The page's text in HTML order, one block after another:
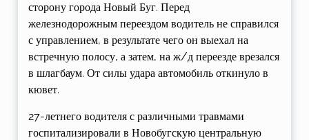
сторону города Новый Буг. Перед
железнодорожным переездом водитель не справился
с управлением, в результате чего он выехал на
встречную полосу, а затем, на ж/д переезде врезался
в шлагбаум. От силы удара автомобиль откинуло в
кювет.
27-летнего водителя с различными травмами
госпитализировали в Новобугскую центральную